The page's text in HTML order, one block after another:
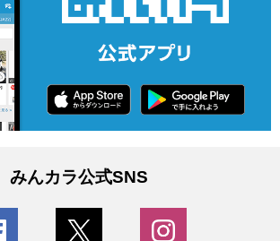
みんカラ公式SNS